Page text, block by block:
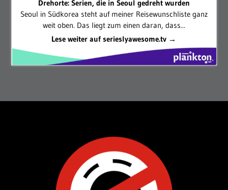
Drehorte: Serien, die in Seoul gedreht wurden
Seoul in Südkorea steht auf meiner Reisewunschliste ganz
weit oben. Das liegt zum einen daran, dass...
Lese weiter auf serieslyawesome.tv →